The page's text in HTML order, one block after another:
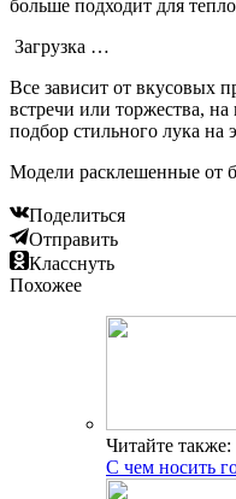
больше подходит для
Загрузка …
Все зависит от вкусовых
встречи или торжества,
подбор стильного лука на
Модели расклешенные от
Поделиться
Отправить
Класснуть
Похожее
Читайте также:
С чем носить